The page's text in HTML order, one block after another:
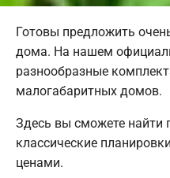
Готовы предложить
дома. На нашем
разнообразные
малогабаритных домов.
Здесь вы сможете найти
классические
ценами.